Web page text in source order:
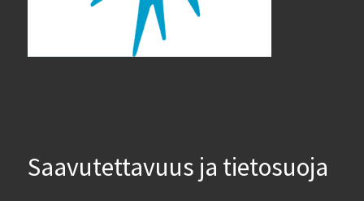
Saavutettavuus ja tietosuoja